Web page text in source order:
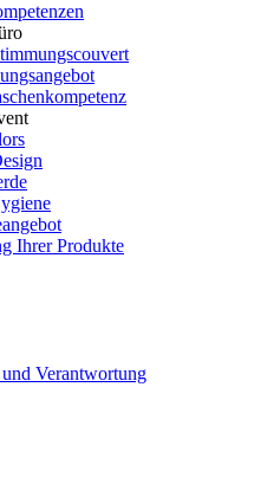
Ihrer Produkte
Verantwortung